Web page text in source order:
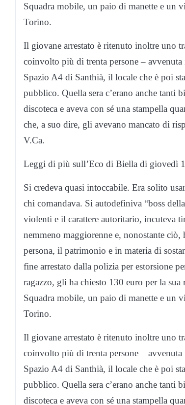
Squadra mobile, un paio di manette e un
Torino.
Il giovane arrestato è ritenuto inoltre uno
coinvolto più di trenta persone –
Spazio A4 di Santhià, il locale che è poi
pubblico. Quella sera c’erano anche tanti
discoteca e aveva con sé una stampella
che, a suo dire, gli avevano mancato di
V.Ca.
Leggi di più sull’Eco di Biella di giovedì
Si credeva quasi intoccabile. Era solito
chi comandava. Si autodefiniva “boss
violenti e il carattere autoritario, incuteva
nemmeno maggiorenne e, nonostante
persona, il patrimonio e in materia di
fine arrestato dalla polizia per estorsione
ragazzo, gli ha chiesto 130 euro per la
Squadra mobile, un paio di manette e un
Torino.
Il giovane arrestato è ritenuto inoltre uno
coinvolto più di trenta persone –
Spazio A4 di Santhià, il locale che è poi
pubblico. Quella sera c’erano anche tanti
discoteca e aveva con sé una stampella